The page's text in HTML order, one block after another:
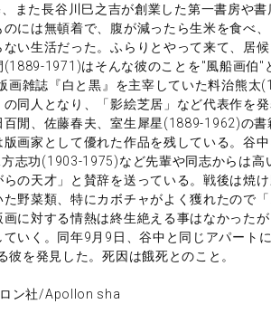
また長谷川巳之吉が創業した第一書房や
には無頓着で、腹が減ったら生米を食べ
い生活だった。ふらりとやって来て、居
(1889-1971)はそんな彼のことを"風船画伯"
画雑誌『白と黒』を主宰していた料治熊太
の同人となり、「影絵芝居」など代表作を
百閒、佐藤春夫、室生犀星(1889-1962)の
画家として優れた作品を残している。谷
志功(1903-1975)など先輩や同志からは高
の天才」と賛辞を送っている。戦後は焼
野菜類、特にカボチャがよく獲れたので
画に対する情熱は終生絶える事はなかった
いく。同年9月9日、谷中と同じアパート
彼を発見した。死因は餓死とのこと。
ン社/Apollon sha